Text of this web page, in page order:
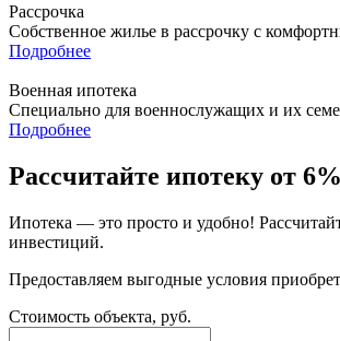
Рассрочка
Собственное жилье в рассрочку с
Подробнее
Военная ипотека
Специально для военнослужащих и их
Подробнее
Рассчитайте ипотеку от 6%
Ипотека — это просто и удобно!
инвестиций.
Предоставляем выгодные условия
Стоимость объекта, руб.